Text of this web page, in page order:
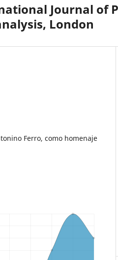
Journal of
London
Ferro, como homenaje